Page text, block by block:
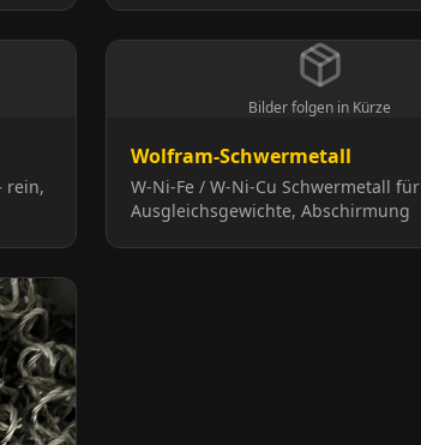
rein,
Bilder folgen in Kürze
Wolfram-Schwermetall
W-Ni-Fe / W-Ni-Cu Schwermetall für
Ausgleichsgewichte, Abschirmung